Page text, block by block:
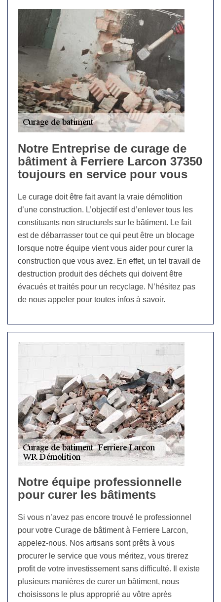
Notre Entreprise de curage de
bâtiment à Ferriere Larcon 37350
toujours en service pour vous
Le curage doit être fait avant la vraie démolition
d’une construction. L’objectif est d’enlever tous les
constituants non structurels sur le bâtiment. Le fait
est de débarrasser tout ce qui peut être un blocage
lorsque notre équipe vient vous aider pour curer la
construction que vous avez. En effet, un tel travail de
destruction produit des déchets qui doivent être
évacués et traités pour un recyclage. N’hésitez pas
de nous appeler pour toutes infos à savoir.
Notre équipe professionnelle
pour curer les bâtiments
Si vous n’avez pas encore trouvé le professionnel
pour votre Curage de bâtiment à Ferriere Larcon,
appelez-nous. Nos artisans sont prêts à vous
procurer le service que vous méritez, vous tirerez
profit de votre investissement sans difficulté. Il existe
plusieurs manières de curer un bâtiment, nous
choisissons le plus approprié au vôtre après